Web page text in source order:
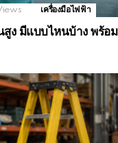
เครื่องมือไฟฟ้า
สูง มีแบบไหนบ้าง พร้